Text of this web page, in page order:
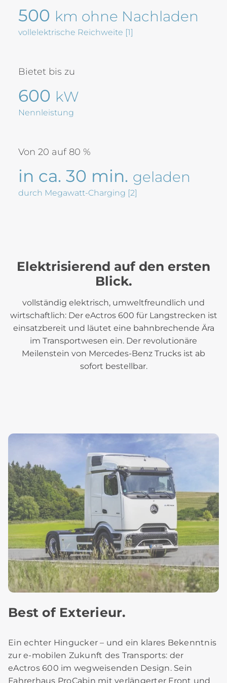
500 km ohne Nachladen
vollelektrische Reichweite [1]
Bietet bis zu
600 kW
Nennleistung
Von 20 auf 80 %
in ca. 30 min. geladen
durch Megawatt-Charging [2]
Elektrisierend auf den ersten
Blick.
vollständig elektrisch, umweltfreundlich und
wirtschaftlich: Der eActros 600 für Langstrecken ist
einsatzbereit und läutet eine bahnbrechende Ära
im Transportwesen ein. Der revolutionäre
Meilenstein von Mercedes-Benz Trucks ist ab
sofort bestellbar.
Best of Exterieur.
Ein echter Hingucker – und ein klares Bekenntnis
zur e-mobilen Zukunft des Transports: der
eActros 600 im wegweisenden Design. Sein
Fahrerhaus ProCabin mit verlängerter Front und